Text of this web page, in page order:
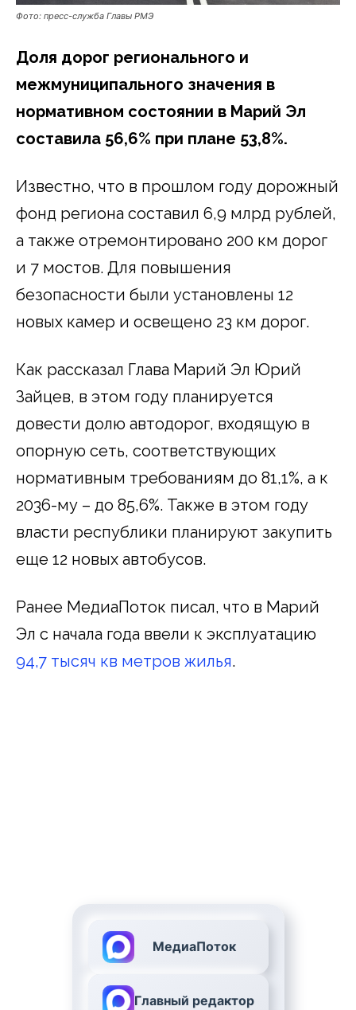
Фото: пресс-служба Главы РМЭ
Доля дорог регионального и
межмуниципального значения в
нормативном состоянии в Марий Эл
составила 56,6% при плане 53,8%.
Известно, что в прошлом году дорожный
фонд региона составил 6,9 млрд рублей,
а также отремонтировано 200 км дорог
и 7 мостов. Для повышения
безопасности были установлены 12
новых камер и освещено 23 км дорог.
Как рассказал Глава Марий Эл Юрий
Зайцев, в этом году планируется
довести долю автодорог, входящую в
опорную сеть, соответствующих
нормативным требованиям до 81,1%, а к
2036-му – до 85,6%. Также в этом году
власти республики планируют закупить
еще 12 новых автобусов.
Ранее МедиаПоток писал, что в Марий
Эл с начала года ввели к эксплуатацию
94,7 тысяч кв метров жилья.
МедиаПоток
Главный редактор